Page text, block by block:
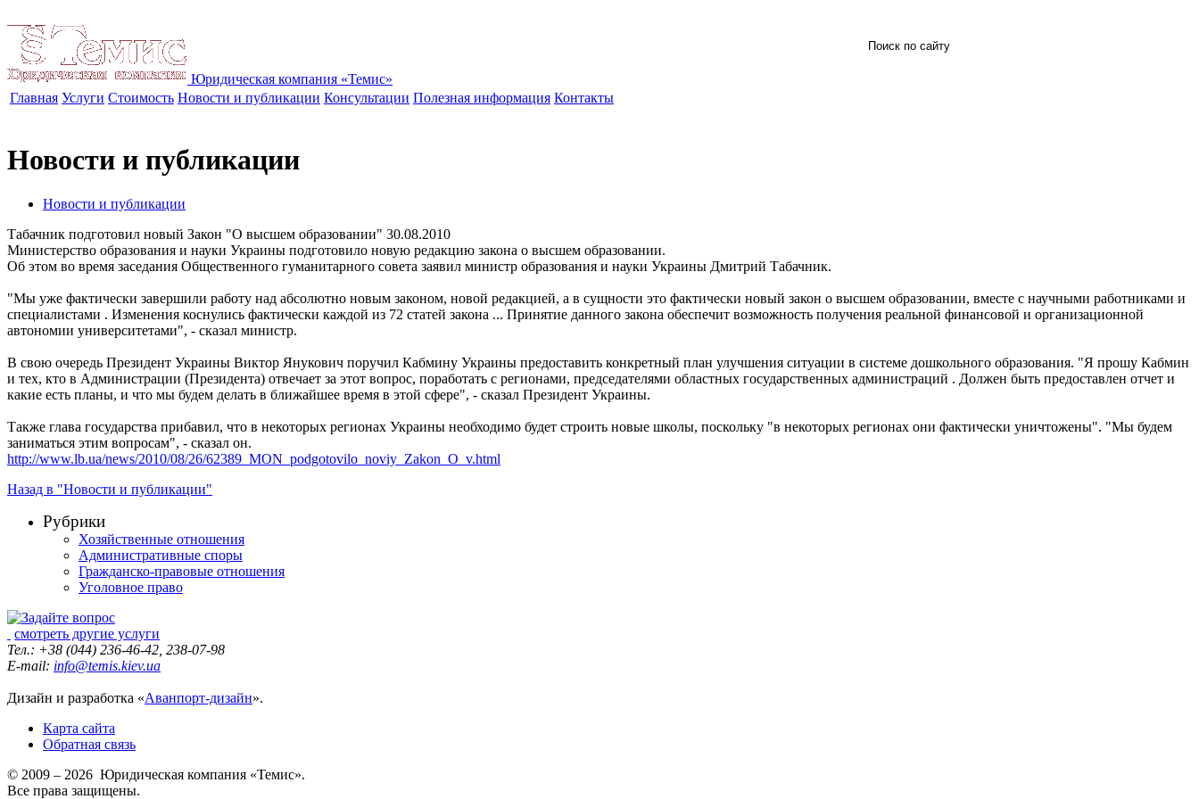
Юридическая компания «Темис»
Главная Услуги Стоимость Новости и публикации Консультации Полезная информация Контакты
Новости и публикации
Новости и публикации
Табачник подготовил новый Закон "О высшем образовании" 30.08.2010
Министерство образования и науки Украины подготовило новую редакцию закона о высшем образовании.
Об этом во время заседания Общественного гуманитарного совета заявил министр образования и науки Украины Дмитрий Табачник.
"Мы уже фактически завершили работу над абсолютно новым законом, новой редакцией, а в сущности это фактически новый закон о высшем образовании, вместе с научными работниками и
специалистами . Изменения коснулись фактически каждой из 72 статей закона ... Принятие данного закона обеспечит возможность получения реальной финансовой и организационной
автономии университетами", - сказал министр.
В свою очередь Президент Украины Виктор Янукович поручил Кабмину Украины предоставить конкретный план улучшения ситуации в системе дошкольного образования. "Я прошу Кабмин
и тех, кто в Администрации (Президента) отвечает за этот вопрос, поработать с регионами, председателями областных государственных администраций . Должен быть предоставлен отчет и
какие есть планы, и что мы будем делать в ближайшее время в этой сфере", - сказал Президент Украины.
Также глава государства прибавил, что в некоторых регионах Украины необходимо будет строить новые школы, поскольку "в некоторых регионах они фактически уничтожены". "Мы будем
заниматься этим вопросам", - сказал он.
http://www.lb.ua/news/2010/08/26/62389_MON_podgotovilo_noviy_Zakon_O_v.html
Назад в "Новости и публикации"
Рубрики
Хозяйственные отношения
Административные споры
Гражданско-правовые отношения
Уголовное право
смотреть другие услуги
Тел.: +38 (044) 236-46-42, 238-07-98
E-mail: info@temis.kiev.ua
Дизайн и разработка «Аванпорт-дизайн».
Карта сайта
Обратная связь
© 2009 – 2026 Юридическая компания «Темис».
Все права защищены.